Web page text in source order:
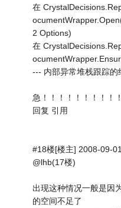
在
2 Options)
在
--- 内部异常堆栈跟踪的
急！！！！！！！！！
回复 引用
#18楼[楼主] 2008-09-
@lhb(17楼)
出现这种情况一般是因
的空间不足了